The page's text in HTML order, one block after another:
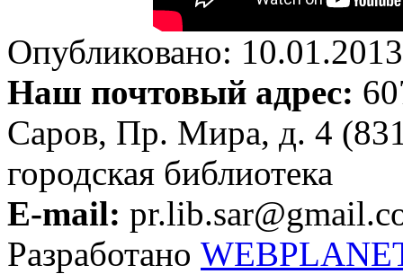
Опубликовано:
Наш почтовый адрес:
Саров, Пр. Мира, д. 4
городская библиотека
E-mail:
Разработано